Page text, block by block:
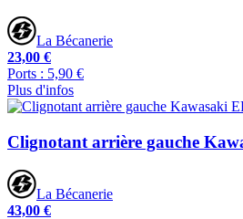
La Bécanerie
23,00 €
Ports : 5,90 €
Plus d'infos
Clignotant arrière gauche
La Bécanerie
43,00 €